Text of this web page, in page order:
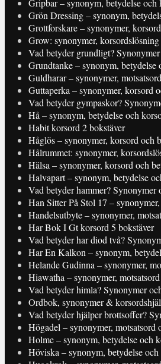
Gripbar – synonym, betydelse och
Grön Dressing – synonym,
Grottforskare – synonymer,
Grow: synonymer,
Vad betyder grundligt?
Grundtanke – synonym, betydelse
Guldharar – synonymer,
Guttaperka – synonymer, korsord
Vad betyder gympaskor?
Hå – synonym, betydelse och
Habit korsord 2 bokstäver
Håglös – synonymer, korsord och
Hålrummet: synonymer,
Hälsa – synonymer, korsord och
Halvapart – synonym, betydelse
Vad betyder hammer? Synonymer
Han Sitter På Stol 17 –
Handelsutbyte – synonymer,
Har Bok I Gt korsord 5 bokstäver
Vad betyder har diod två?
Har En Kalkon – synonym,
Helande Gudinna – synonymer,
Hiawatha – synonymer,
Vad betyder himla? Synonymer
Ordbok, synonymer &
Vad betyder hjälper brottsoffer?
Högadel – synonymer, motsatsord
Holme – synonym, betydelse och
Höviska – synonym, betydelse